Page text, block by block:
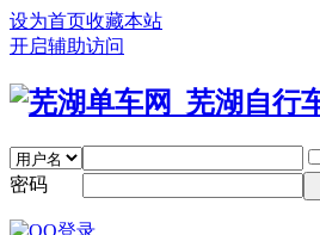
设为首页收藏本站
开启辅助访问
密码